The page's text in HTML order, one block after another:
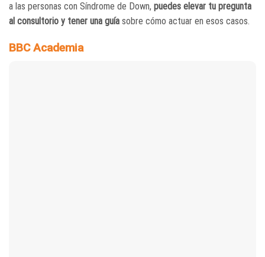
a las personas con Síndrome de Down, puedes elevar tu pregunta
al consultorio y tener una guía sobre cómo actuar en esos casos.
BBC Academia